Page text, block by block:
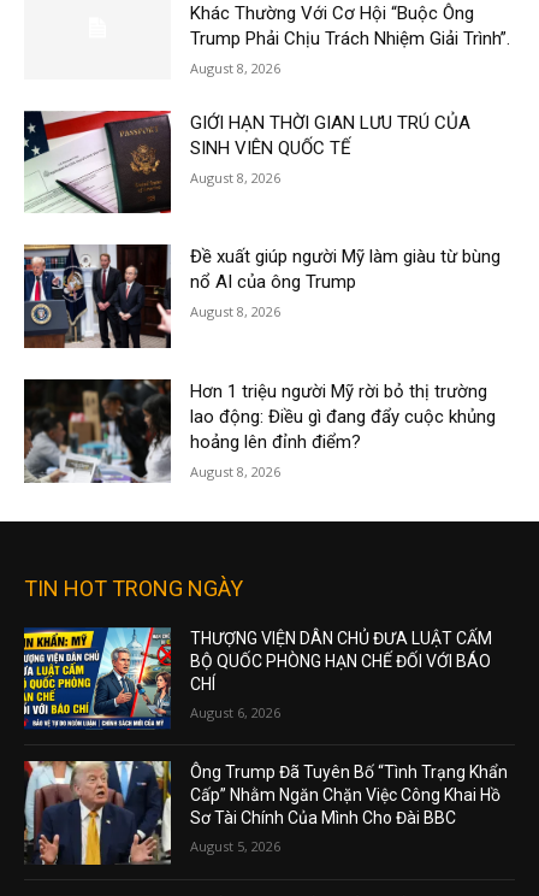
Khác Thường Với Cơ Hội “Buộc Ông
Trump Phải Chịu Trách Nhiệm Giải Trình”.
August 8, 2026
GIỚI HẠN THỜI GIAN LƯU TRÚ CỦA
SINH VIÊN QUỐC TẾ
August 8, 2026
Đề xuất giúp người Mỹ làm giàu từ bùng
nổ AI của ông Trump
August 8, 2026
Hơn 1 triệu người Mỹ rời bỏ thị trường
lao động: Điều gì đang đẩy cuộc khủng
hoảng lên đỉnh điểm?
August 8, 2026
TIN HOT TRONG NGÀY
THƯỢNG VIỆN DÂN CHỦ ĐƯA LUẬT CẤM
BỘ QUỐC PHÒNG HẠN CHẾ ĐỐI VỚI BÁO
CHÍ
August 6, 2026
Ông Trump Đã Tuyên Bố “Tình Trạng Khẩn
Cấp” Nhằm Ngăn Chặn Việc Công Khai Hồ
Sơ Tài Chính Của Mình Cho Đài BBC
August 5, 2026